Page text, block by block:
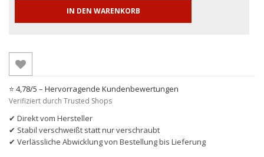
IN DEN WARENKORB
⭐ 4,78/5 – Hervorragende Kundenbewertungen
Verifiziert durch Trusted Shops
✔ Direkt vom Hersteller
✔ Stabil verschweißt statt nur verschraubt
✔ Verlässliche Abwicklung von Bestellung bis Lieferung